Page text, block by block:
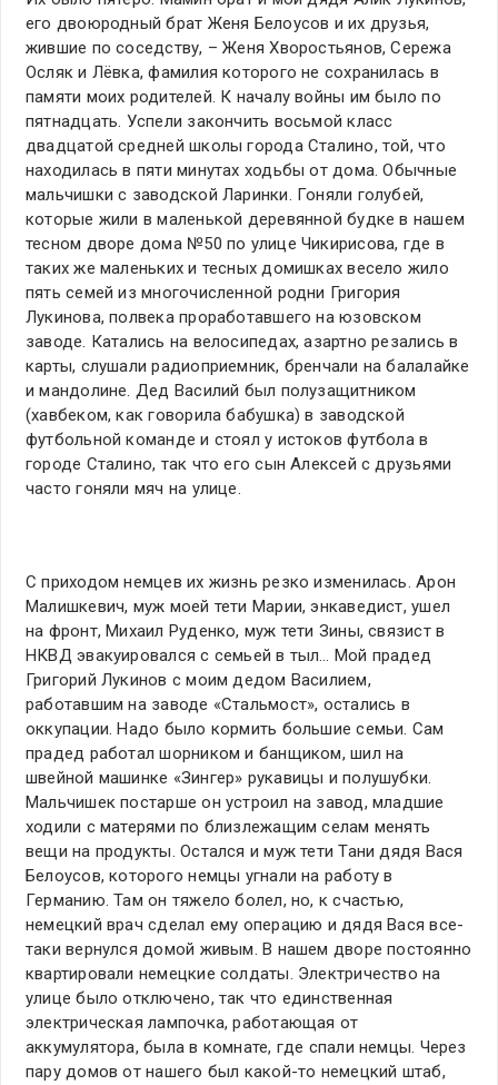
его двоюродный брат Женя Белоусов и их друзья,
жившие по соседству, – Женя Хворостьянов, Сережа
Осляк и Лёвка, фамилия которого не сохранилась в
памяти моих родителей. К началу войны им было по
пятнадцать. Успели закончить восьмой класс
двадцатой средней школы города Сталино, той, что
находилась в пяти минутах ходьбы от дома. Обычные
мальчишки с заводской Ларинки. Гоняли голубей,
которые жили в маленькой деревянной будке в нашем
тесном дворе дома №50 по улице Чикирисова, где в
таких же маленьких и тесных домишках весело жило
пять семей из многочисленной родни Григория
Лукинова, полвека проработавшего на юзовском
заводе. Катались на велосипедах, азартно резались в
карты, слушали радиоприемник, бренчали на балалайке
и мандолине. Дед Василий был полузащитником
(хавбеком, как говорила бабушка) в заводской
футбольной команде и стоял у истоков футбола в
городе Сталино, так что его сын Алексей с друзьями
часто гоняли мяч на улице.
С приходом немцев их жизнь резко изменилась. Арон
Малишкевич, муж моей тети Марии, энкаведист, ушел
на фронт, Михаил Руденко, муж тети Зины, связист в
НКВД эвакуировался с семьей в тыл… Мой прадед
Григорий Лукинов с моим дедом Василием,
работавшим на заводе «Стальмост», остались в
оккупации. Надо было кормить большие семьи. Сам
прадед работал шорником и банщиком, шил на
швейной машинке «Зингер» рукавицы и полушубки.
Мальчишек постарше он устроил на завод, младшие
ходили с матерями по близлежащим селам менять
вещи на продукты. Остался и муж тети Тани дядя Вася
Белоусов, которого немцы угнали на работу в
Германию. Там он тяжело болел, но, к счастью,
немецкий врач сделал ему операцию и дядя Вася все-
таки вернулся домой живым. В нашем дворе постоянно
квартировали немецкие солдаты. Электричество на
улице было отключено, так что единственная
электрическая лампочка, работающая от
аккумулятора, была в комнате, где спали немцы. Через
пару домов от нашего был какой-то немецкий штаб,